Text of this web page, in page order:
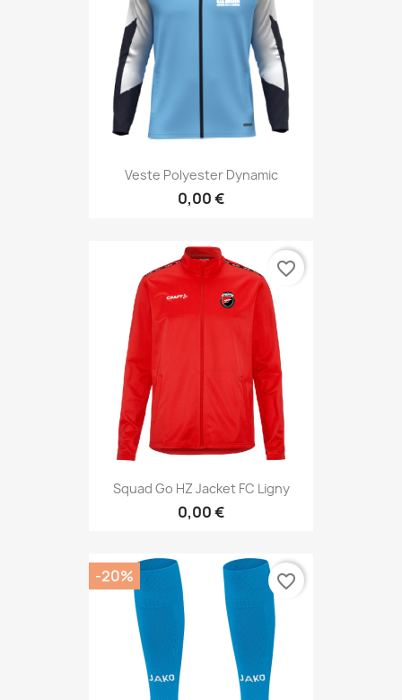
Veste Polyester Dynamic
0,00 €
Squad Go HZ Jacket FC Ligny
0,00 €
favorite_border
-20% favorite_border